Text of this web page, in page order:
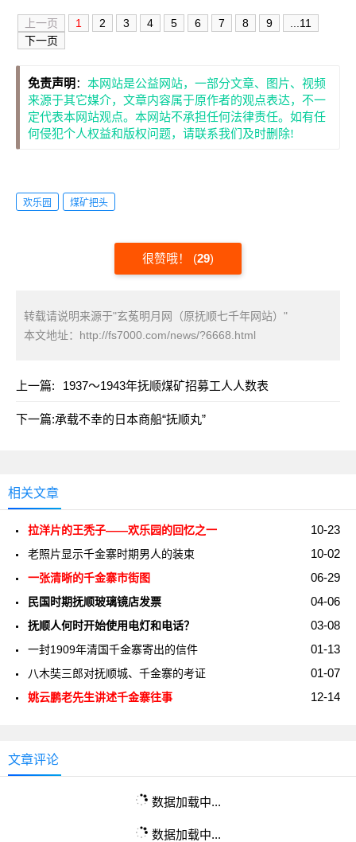
上一页 1 2 3 4 5 6 7 8 9
...11
下一页
免责声明 ： 本网站是公益网站，一部分文章、图片、视频
来源于其它媒介，文章内容属于原作者的观点表达，不一
定代表本网站观点。本网站不承担任何法律责任。如有任
何侵犯个人权益和版权问题，请联系我们及时删除!
欢乐园 煤矿把头
很赞哦！ (29)
转载请说明来源于"玄菟明月网（原抚顺七千年网站）"
本文地址： http://fs7000.com/news/?6668.html
上一篇: 1937～1943年抚顺煤矿招募工人人数表
下一篇:承载不幸的日本商船“抚顺丸”
相关文章
10-23
拉洋片的王秃子——欢乐园的回忆之一
10-02
老照片显示千金寨时期男人的装束
06-29
一张清晰的千金寨市街图
04-06
民国时期抚顺玻璃镜店发票
03-08
抚顺人何时开始使用电灯和电话？
01-13
一封1909年清国千金寨寄出的信件
01-07
八木奘三郎对抚顺城、千金寨的考证
12-14
姚云鹏老先生讲述千金寨往事
文章评论
数据加载中...
数据加载中...